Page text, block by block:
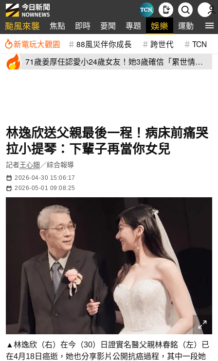
颱風來襲 焦點 即時 要聞 專題 娛樂 運動 全
新電玩大觀園 88風災伴你成長 跨世代 TCN
71歲姜厚任認愛小24歲女友！她3歲確信「累世情
林逸欣送父親最後一程！病床前痛哭
拉小提琴：下輩子再當你女兒
記者王心鈿 ／綜合報導
2026-04-30 15:06:17
2026-05-01 09:08:25
▲林逸欣（右）在今（30）日證實名醫父親林春銘（左）已
在4月18日癌逝，她也分享影片公開抗癌過程，其中一段她